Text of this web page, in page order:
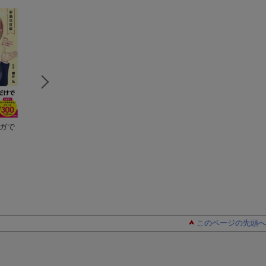
で
このページの先頭へ